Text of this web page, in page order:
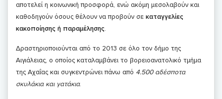
αποτελεί η κοινωνική προσφορά, ενώ ακόμη μεσολαβούν και
καθοδηγούν όσους θέλουν να προβούν σε καταγγελίες
κακοποίησης ή παραμέλησης.
Δραστηριοποιούνται από το 2013 σε όλο τον δήμο της
Αιγιάλειας, ο οποίος καταλαμβάνει το βορειοανατολικό τμήμα
της Αχαΐας και συγκεντρώνει πάνω από 4.500 αδέσποτα
σκυλάκια και γατάκια.